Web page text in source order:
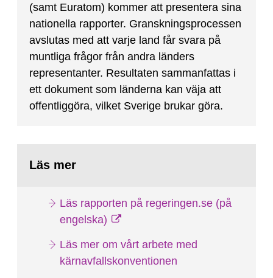
(samt Euratom) kommer att presentera sina
nationella rapporter. Granskningsprocessen
avslutas med att varje land får svara på
muntliga frågor från andra länders
representanter. Resultaten sammanfattas i
ett dokument som länderna kan väja att
offentliggöra, vilket Sverige brukar göra.
Läs mer
Läs rapporten på regeringen.se (på
engelska)
Läs mer om vårt arbete med
kärnavfallskonventionen